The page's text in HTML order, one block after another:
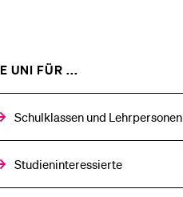
UNI FÜR ...
%1$S
UNTERMENÜ
Schulklassen und Lehrpersonen
Studieninteressierte